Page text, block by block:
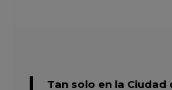
Tan solo en la Ciudad